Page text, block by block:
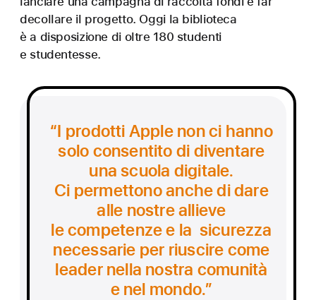
decollare il progetto. Oggi la biblioteca
è a disposizione di oltre 180 studenti
e studentesse.
“I prodotti Apple non ci hanno
solo consentito di diventare
una scuola digitale.
Ci permettono anche di dare
alle nostre allieve
le competenze e la sicurezza
necessarie per riuscire come
leader nella nostra comunità
e nel mondo.”